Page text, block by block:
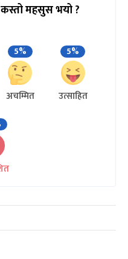
महसुस भयो ?
5%
अचम्मित
5%
उत्साहित